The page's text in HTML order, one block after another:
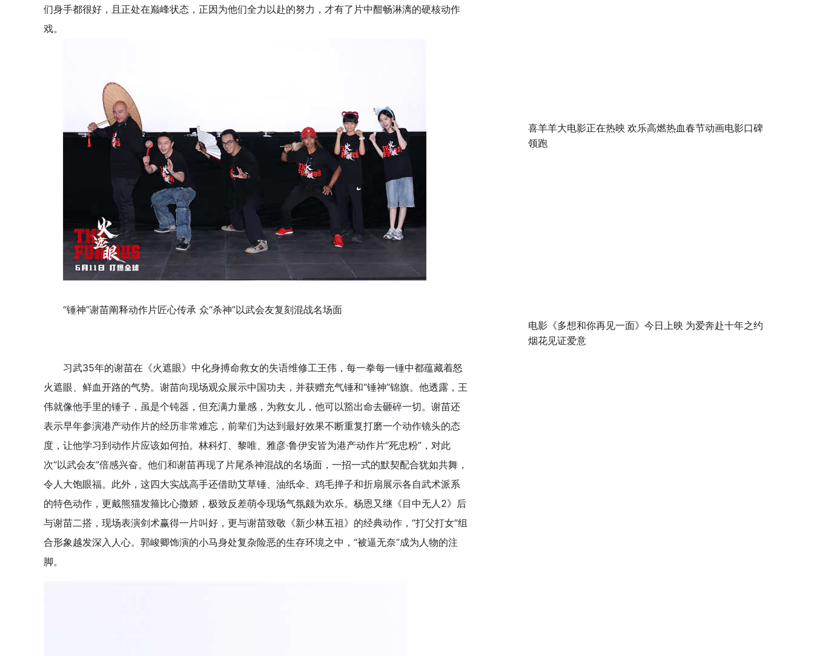
们身手都很好，且正处在巅峰状态，正因为他们全力以赴的努力，才有了片中酣畅淋漓的硬核动作
戏。
“锤神”谢苗阐释动作片匠心传承 众“杀神”以武会友复刻混战名场面
习武35年的谢苗在《火遮眼》中化身搏命救女的失语维修工王伟，每一拳每一锤中都蕴藏着怒
火遮眼、鲜血开路的气势。谢苗向现场观众展示中国功夫，并获赠充气锤和“锤神”锦旗。他透露，王
伟就像他手里的锤子，虽是个钝器，但充满力量感，为救女儿，他可以豁出命去砸碎一切。谢苗还
表示早年参演港产动作片的经历非常难忘，前辈们为达到最好效果不断重复打磨一个动作镜头的态
度，让他学习到动作片应该如何拍。林科灯、黎唯、雅彦·鲁伊安皆为港产动作片“死忠粉”，对此
次“以武会友”倍感兴奋。他们和谢苗再现了片尾杀神混战的名场面，一招一式的默契配合犹如共舞，
令人大饱眼福。此外，这四大实战高手还借助艾草锤、油纸伞、鸡毛掸子和折扇展示各自武术派系
的特色动作，更戴熊猫发箍比心撒娇，极致反差萌令现场气氛颇为欢乐。杨恩又继《目中无人2》后
与谢苗二搭，现场表演剑术赢得一片叫好，更与谢苗致敬《新少林五祖》的经典动作，“打父打女”组
合形象越发深入人心。郭峻卿饰演的小马身处复杂险恶的生存环境之中，“被逼无奈”成为人物的注
脚。
喜羊羊大电影正在热映 欢乐高燃热血春节动画电影口碑
领跑
电影《多想和你再见一面》今日上映 为爱奔赴十年之约
烟花见证爱意